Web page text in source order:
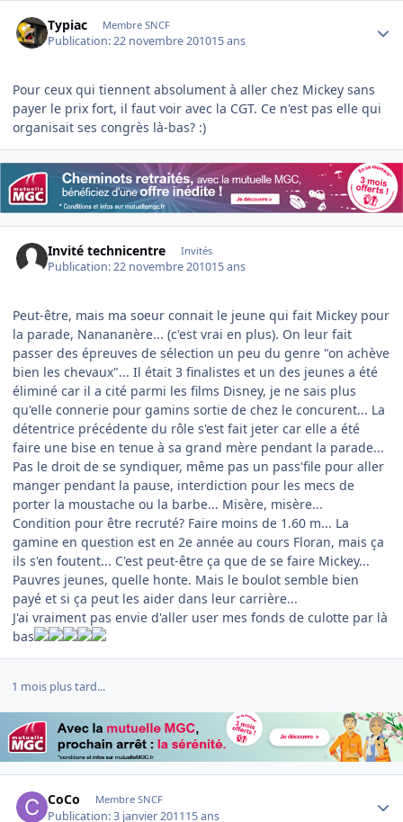
Typiac Membre SNCF
Publication:22 novembre 201015 ans
Pour ceux qui tiennent absolument à aller chez Mickey sans
payer le prix fort, il faut voir avec la CGT. Ce n'est pas elle qui
organisait ses congrès là-bas? :)
Invité technicentre Invités
Publication:22 novembre 201015 ans
Peut-être, mais ma soeur connait le jeune qui fait Mickey pour
la parade, Nanananère... (c'est vrai en plus). On leur fait
passer des épreuves de sélection un peu du genre "on achève
bien les chevaux"... Il était 3 finalistes et un des jeunes a été
éliminé car il a cité parmi les films Disney, je ne sais plus
qu'elle connerie pour gamins sortie de chez le concurent... La
détentrice précédente du rôle s'est fait jeter car elle a été
faire une bise en tenue à sa grand mère pendant la parade...
Pas le droit de se syndiquer, même pas un pass'file pour aller
manger pendant la pause, interdiction pour les mecs de
porter la moustache ou la barbe... Misère, misère...
Condition pour être recruté? Faire moins de 1.60 m... La
gamine en question est en 2e année au cours Floran, mais ça
ils s'en foutent... C'est peut-être ça que de se faire Mickey...
Pauvres jeunes, quelle honte. Mais le boulot semble bien
payé et si ça peut les aider dans leur carrière...
J'ai vraiment pas envie d'aller user mes fonds de culotte par là
bas
1 mois plus tard...
CoCo Membre SNCF
Publication:3 janvier 201115 ans